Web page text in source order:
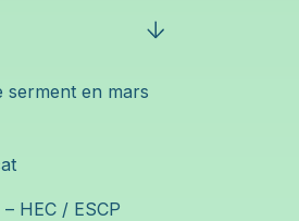
serment en mars
HEC / ESCP